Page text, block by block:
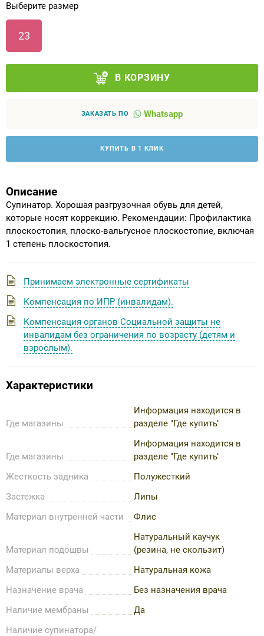
Выберите размер
23
В КОРЗИНУ
ЗАКАЗАТЬ ПО Whatsapp
КУПИТЬ В 1 КЛИК
Описание
Супинатор. Хорошая разгрузочная обувь для детей,
которые носят коррекцию. Рекомендации: Профилактика
плоскостопия, плоско-вальгусное плоскостопие, включая
1 степень плоскостопия.
Принимаем электронные сертификаты
Компенсация по ИПР (инвалидам).
Компенсация органов Социальной защиты не
инвалидам без ограничения по возрасту (детям и
взрослым).
Характеристики
Где магазины
Информация находится в
разделе "Где купить"
Где магазины
Информация находится в
разделе "Где купить"
Жесткость задника
Полужесткий
Застежка
Липы
Материал внутренней части
Флис
Материал подошвы
Натуральный каучук
(резина, не скользит)
Материалы верха
Натуральная кожа
Назначение врача
Без назначения врача
Наличие мембраны
Да
Наличие супинатора/
Аппараты на суставы
Санитарные приспособления для
инвалидов
инвалидов
Индивидуальное изготовление